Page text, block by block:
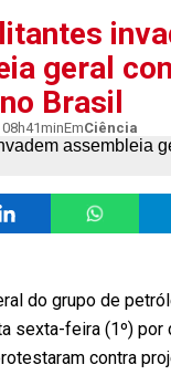
geral
Brasil
EmCiência
do grupo de
sexta-feira (1º) por
contra